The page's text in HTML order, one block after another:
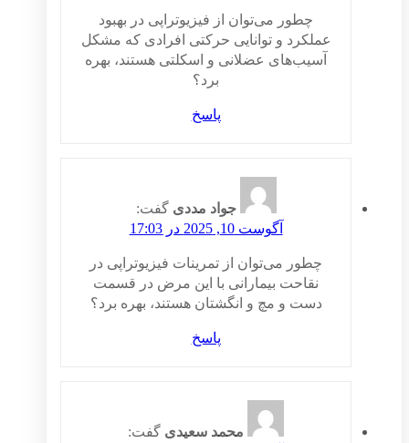
چطور می‌توان از فیزیوتراپی در بهبود
عملکرد و توانایی حرکتی افرادی که مشکل
آسیب‌های عضلانی و اسکلتی هستند، بهره
برد؟
پاسخ
جواد مددیگفت:
آگوست 10, 2025 در 17:03
چطور می‌توان از تمرینات فیزیوتراپی در
نقاحت بیمارانی با این مرض در قسمت
دست و مچ و انگشتان هستند، بهره برد؟
پاسخ
محمد سعیدی گفت: